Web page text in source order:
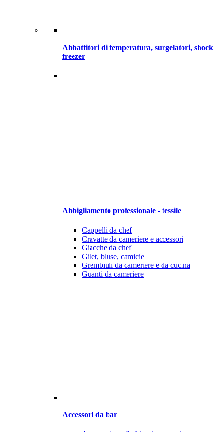
Abbattitori di temperatura, surgelatori, shock
freezer
Abbigliamento professionale - tessile
Cappelli da chef
Cravatte da cameriere e accessori
Giacche da chef
Gilet, bluse, camicie
Grembiuli da cameriere e da cucina
Guanti da cameriere
Accessori da bar